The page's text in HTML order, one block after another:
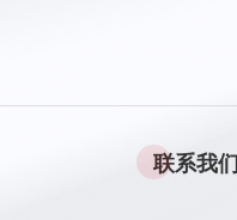
联系我们